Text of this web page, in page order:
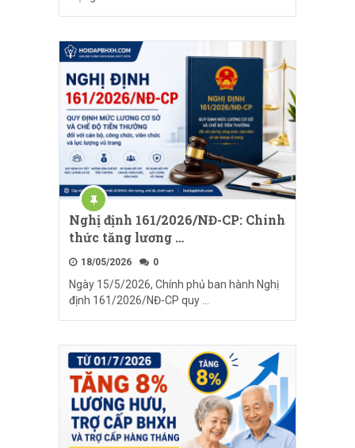
Nghị định 161/2026/NĐ-CP: Chính
thức tăng lương …
18/05/2026 0
Ngày 15/5/2026, Chính phủ ban hành Nghị
định 161/2026/NĐ-CP quy …